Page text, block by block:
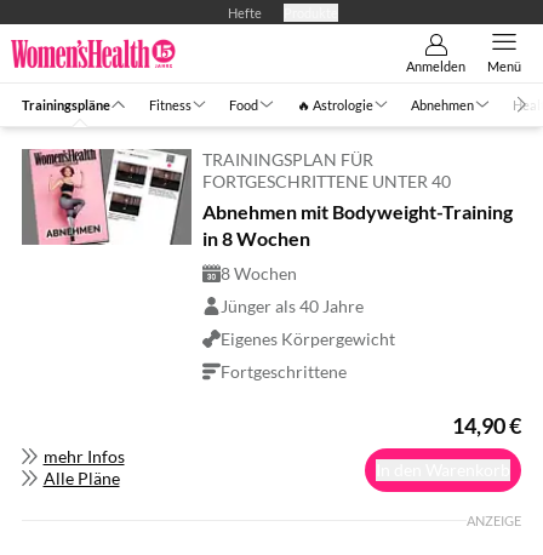
Hefte
Anmelden Menü
Trainingspläne Fitness Food 🔥 Astrologie Abnehmen
TRAININGSPLAN FÜR
FORTGESCHRITTENE UNTER 40
Abnehmen mit Bodyweight-Training
in 8 Wochen
8 Wochen
Jünger als 40 Jahre
Eigenes Körpergewicht
Fortgeschrittene
mehr Infos
Alle Pläne
14,90€
ANZEIGE